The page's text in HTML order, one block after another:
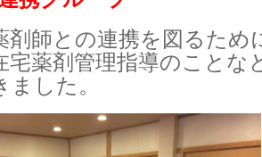
師との連携を図るため
宅薬剤管理指導のことな
した。